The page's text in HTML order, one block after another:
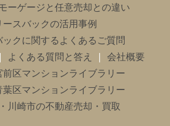
ーゲージと任意売却との違い
ースバックの活用事例
ックに関するよくあるご質問
よくある質問と答え
会社概要
前区マンションライブラリー
葉区マンションライブラリー
川崎市の不動産売却・買取